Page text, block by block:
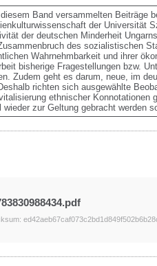
Band versammelten Beiträge
der Universität
der deutschen Minderheit
des sozialistischen
Wahrnehmbarkeit und ihrer
bisherige Fragestellungen bzw.
Zudem geht es darum, neue, im
richten sich ausgewählte
ethnischer
zur Geltung gebracht werden